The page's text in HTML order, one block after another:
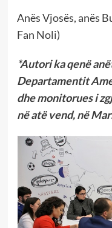
Anës Vjosës, anës
Fan Noli)
*Autori ka qenë
Departamentit
dhe monitorues i
në atë vend, në